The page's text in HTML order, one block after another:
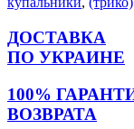
ДОСТАВКА
ПО УКРАИНЕ
100%
ВОЗВРАТА